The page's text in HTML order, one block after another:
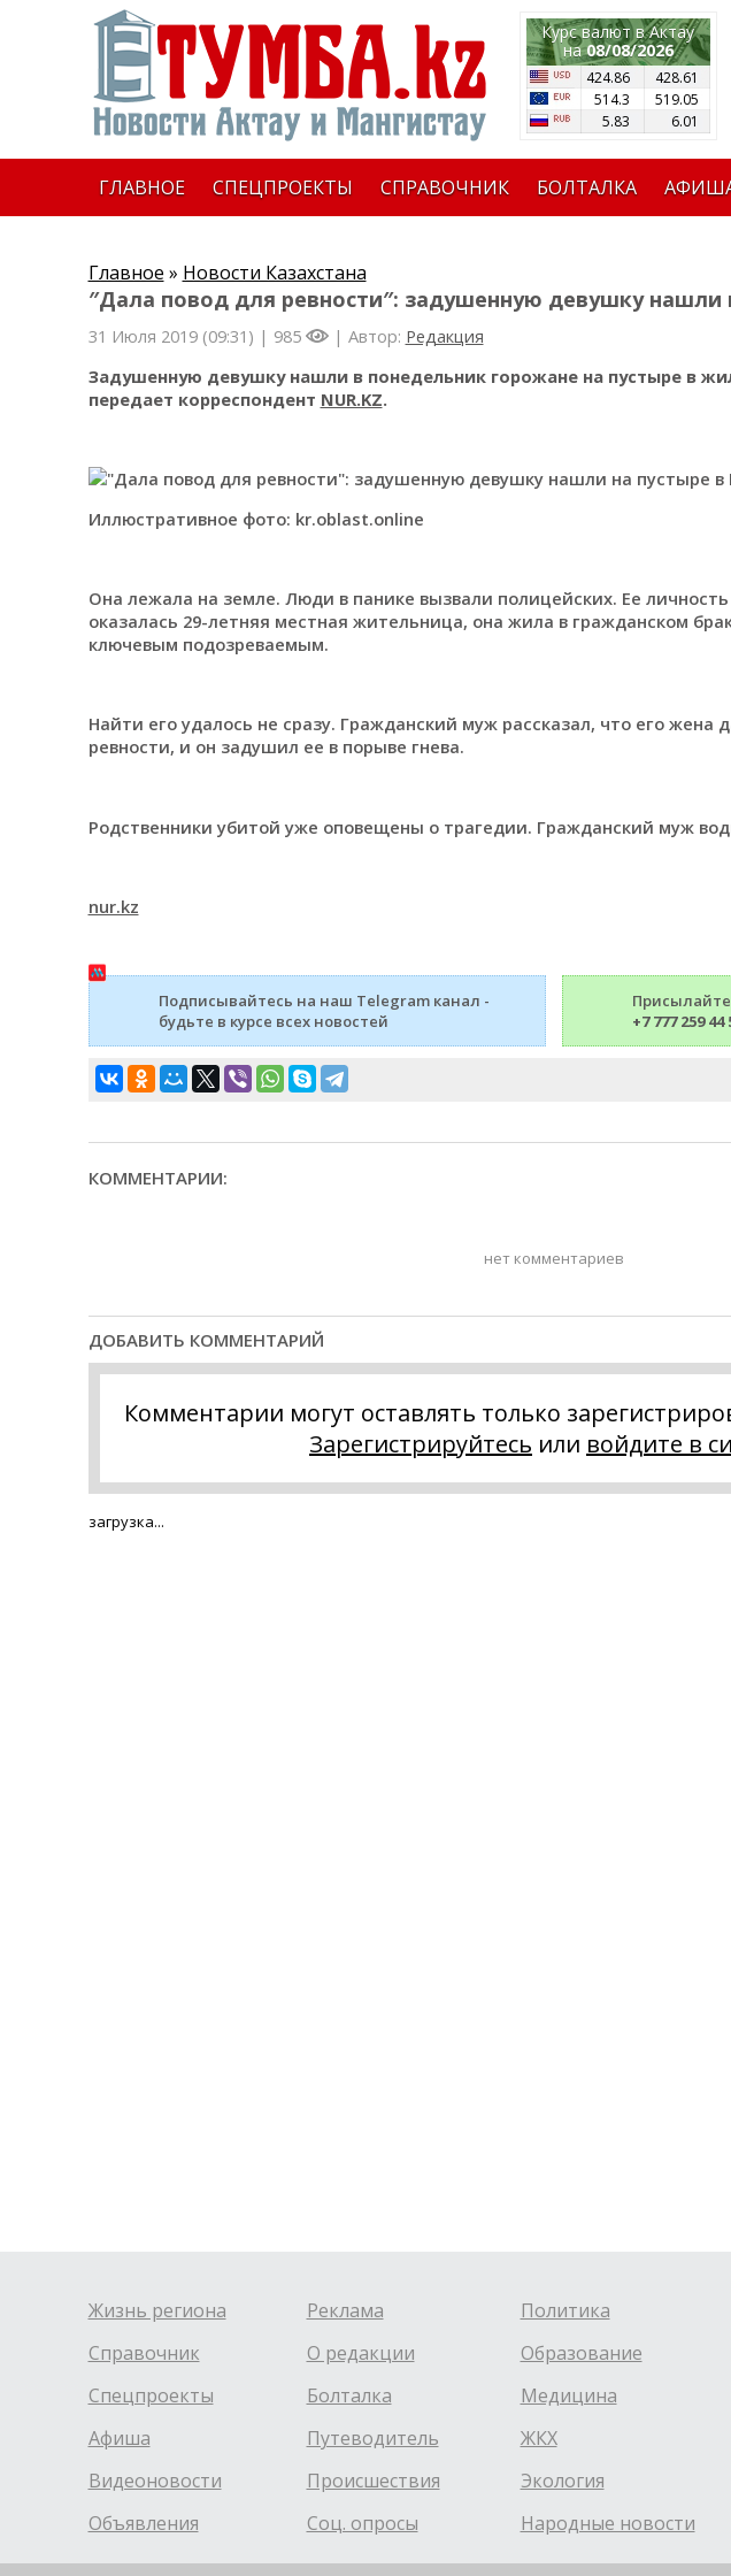
Курс валют в Актау
на08/08/2026
424.86
428.61
514.3
519.05
5.83
6.01
ГЛАВНОЕ СПЕЦПРОЕКТЫ СПРАВОЧНИК БОЛТАЛКА
Главное » Новости Казахстана
″Дала повод для ревности″: задушенную девушку нашли
31 Июля 2019 (09:31) | 985 | Автор: Редакция
Задушенную девушку нашли в понедельник горожане на пустыре в
передает корреспондент NUR.KZ.
Иллюстративное фото: kr.oblast.online
Она лежала на земле. Люди в панике вызвали полицейских. Ее
оказалась 29-летняя местная жительница, она жила в гражданском
ключевым подозреваемым.
Найти его удалось не сразу. Гражданский муж рассказал, что его жена
ревности, и он задушил ее в порыве гнева.
Родственники убитой уже оповещены о трагедии. Гражданский муж
nur.kz
Подписывайтесь на наш Telegram канал -
будьте в курсе всех новостей
Присылайте
+7 777 259 44
КОММЕНТАРИИ:
нет комментариев
ДОБАВИТЬ КОММЕНТАРИЙ
Комментарии могут оставлять только
Зарегистрируйтесь или войдите в
загрузка...
Жизнь региона
Справочник
Спецпроекты
Афиша
Видеоновости
Объявления
Реклама
О редакции
Болталка
Путеводитель
Происшествия
Соц. опросы
Политика
Образование
Медицина
ЖКХ
Экология
Народные новости